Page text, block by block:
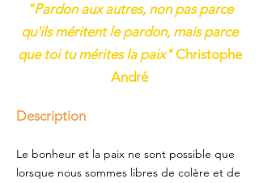
"Pardon aux autres, non pas parce
qu'ils méritent le pardon, mais parce
que toi tu mérites la paix"Christophe
André
Description
Le bonheur et la paix ne sont possible que
lorsque nous sommes libres de colère et de